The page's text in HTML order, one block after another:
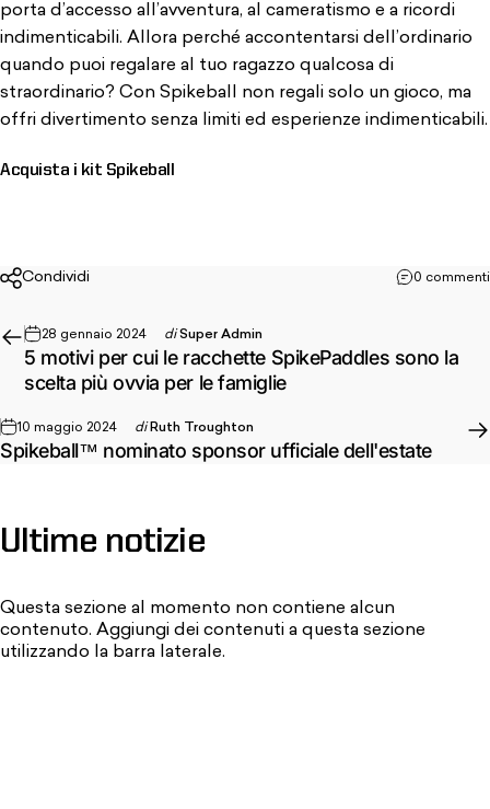
porta d’accesso all’avventura, al cameratismo e a ricordi
indimenticabili. Allora perché accontentarsi dell’ordinario
quando puoi regalare al tuo ragazzo qualcosa di
straordinario? Con Spikeball non regali solo un gioco, ma
offri divertimento senza limiti ed esperienze indimenticabili.
Acquista i kit Spikeball
Condividi 0 commenti
28 gennaio 2024 diSuper Admin
5 motivi per cui le racchette SpikePaddles sono la
scelta più ovvia per le famiglie
10 maggio 2024 di Ruth Troughton
Spikeball™ nominato sponsor ufficiale dell'estate
Ultime notizie
Questa sezione al momento non contiene alcun
contenuto. Aggiungi dei contenuti a questa sezione
utilizzando la barra laterale.